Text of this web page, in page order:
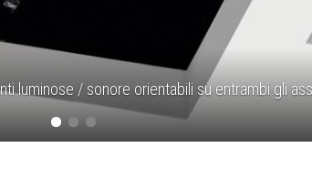
luminose / sonore orientabili su entrambi gli